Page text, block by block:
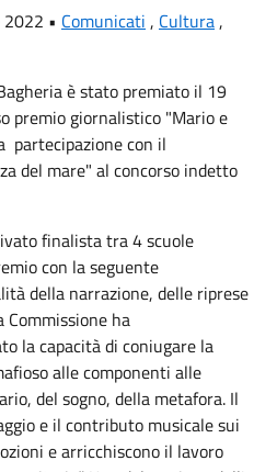
• Comunicati , Cultura ,
è stato premiato il 19
premio giornalistico "Mario e
partecipazione con il
del mare" al concorso indetto
finalista tra 4 scuole
con la seguente
della narrazione, delle riprese
Commissione ha
la capacità di coniugare la
alle componenti alle
del sogno, della metafora. Il
e il contributo musicale sui
e arricchiscono il lavoro